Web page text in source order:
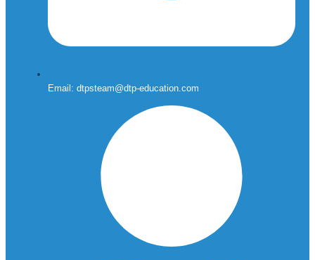
Email: dtpsteam@dtp-education.com